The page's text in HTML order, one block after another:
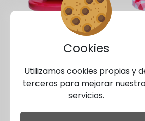
TAPA 63-2030 ROJA ARO
GENERICA MAX 100°C
...
10.00
mm
gr
TAPA
ARO
mm
gr
Cookies
Utilizamos cookies propias y
terceros para mejorar
servicios.